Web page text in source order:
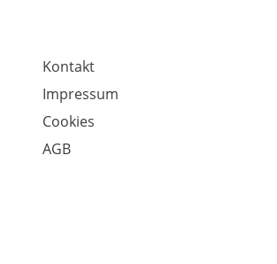
Kontakt
Impressum
Cookies
AGB